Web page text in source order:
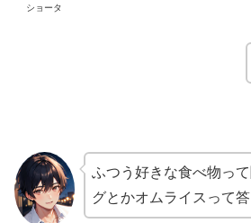
ショータ
ふつう好きな食べ物っ
グとかオムライスって